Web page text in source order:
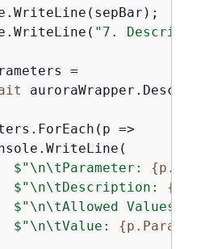
"7. Describe
=
=>
$"\n\tParameter: {
$"\n\tDescription: {
$"\n\tAllowed Values:
$"\n\tValue: {